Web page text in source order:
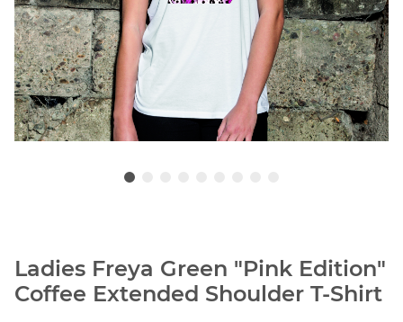
Ladies Freya Green "Pink Edition"
Coffee Extended Shoulder T-Shirt